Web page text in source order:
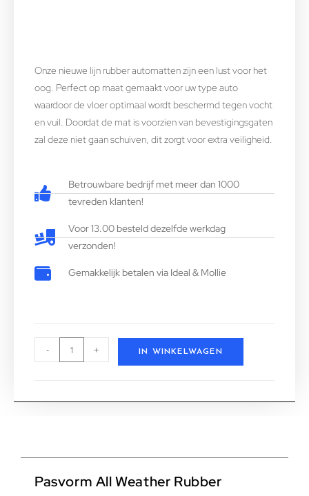
Onze nieuwe lijn rubber automatten zijn een lust voor het
oog. Perfect op maat gemaakt voor uw type auto
waardoor de vloer optimaal wordt beschermd tegen vocht
en vuil. Doordat de mat is voorzien van bevestigingsgaten
zal deze niet gaan schuiven, dit zorgt voor extra veiligheid.
Betrouwbare bedrijf met meer dan 1000
tevreden klanten!
Voor 13.00 besteld dezelfde werkdag
verzonden!
Gemakkelijk betalen via Ideal & Mollie
- + IN WINKELWAGEN
Pasvorm All Weather Rubber